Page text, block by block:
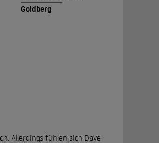
Goldberg
Allerdings fühlen sich Dave